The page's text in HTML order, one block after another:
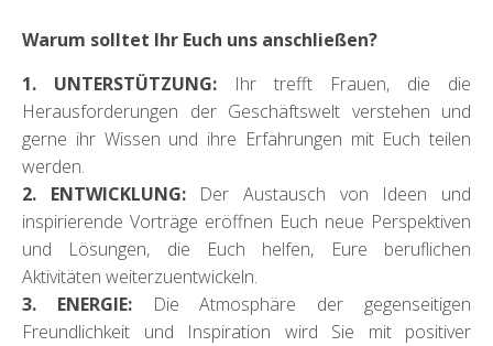
Warum solltet Ihr Euch uns anschließen?
1. UNTERSTÜTZUNG: Ihr trefft Frauen, die die
Herausforderungen der Geschäftswelt verstehen und
gerne ihr Wissen und ihre Erfahrungen mit Euch teilen
werden.
2. ENTWICKLUNG:Der Austausch von Ideen und
inspirierende Vorträge eröffnen Euch neue Perspektiven
und Lösungen, die Euch helfen, Eure beruflichen
Aktivitäten weiterzuentwickeln.
3. ENERGIE:Die Atmosphäre der gegenseitigen
Freundlichkeit und Inspiration wird Sie mit positiver